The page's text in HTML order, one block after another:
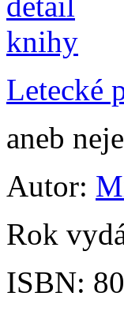
Letecké
aneb
Autor:
Rok
ISBN: